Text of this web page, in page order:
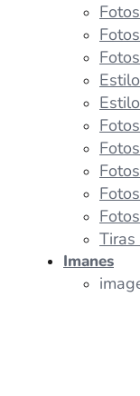
Tiras
Imanes